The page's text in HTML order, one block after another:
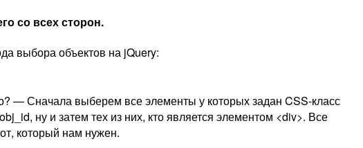
со всех сторон.
выбора объектов на jQuery:
— Сначала выберем все элементы у которых задан CSS-класс
ну и затем тех из них, кто является элементом <div>. Все
который нам нужен.